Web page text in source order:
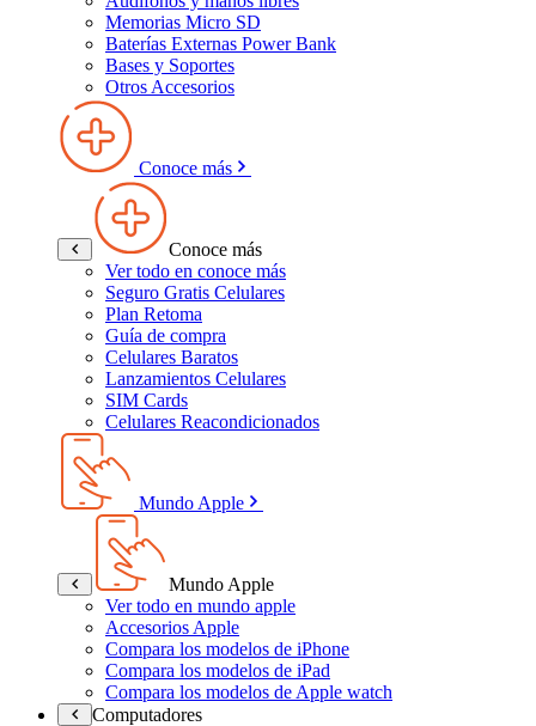
Memorias Micro SD
Baterías Externas Power Bank
Bases y Soportes
Otros Accesorios
Conoce más
Conoce más
Ver todo en conoce más
Seguro Gratis Celulares
Plan Retoma
Guía de compra
Celulares Baratos
Lanzamientos Celulares
SIM Cards
Celulares Reacondicionados
Mundo Apple
Mundo Apple
Ver todo en mundo apple
Accesorios Apple
Compara los modelos de iPhone
Compara los modelos de iPad
Compara los modelos de Apple watch
Computadores